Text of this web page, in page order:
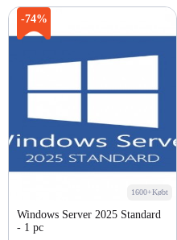
-74%
1600+Købt
Windows Server 2025 Standard
- 1 pc